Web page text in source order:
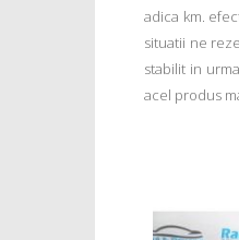
adica km.
situatii ne
stabilit in
acel produs